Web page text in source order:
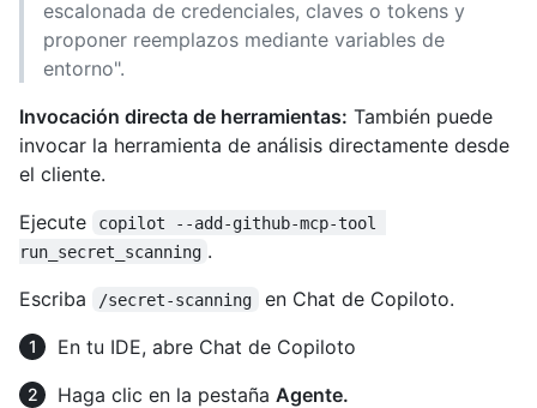
escalonada de credenciales, claves o tokens y
proponer reemplazos mediante variables de
entorno".
Invocación directa de herramientas: También puede
invocar la herramienta de análisis directamente desde
el cliente.
Ejecute
copilot --add-github-mcp-tool
run_secret_scanning .
Escriba
/secret-scanning
en Chat de Copiloto.
En tu IDE, abre Chat de Copiloto
Haga clic en la pestaña Agente.